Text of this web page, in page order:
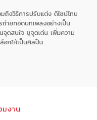
ถึงวิธีการปรับแต่ง ดีไซน์โทน
ถ่ายทอดบทเพลงอย่างเป็น
จุดสนใจ ชูจุดเด่น เพิ่มความ
ลือกให้เป็นศิลปิน
งาน